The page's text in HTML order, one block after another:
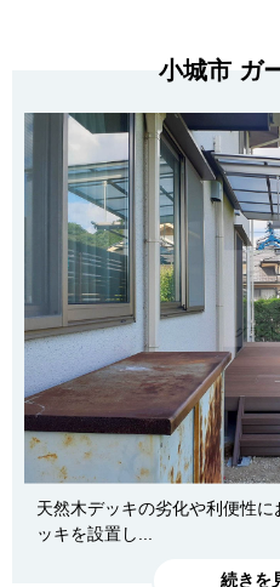
小城市 ガ
天然木デッキの劣化や利便性
ッキを設置し...
続きを